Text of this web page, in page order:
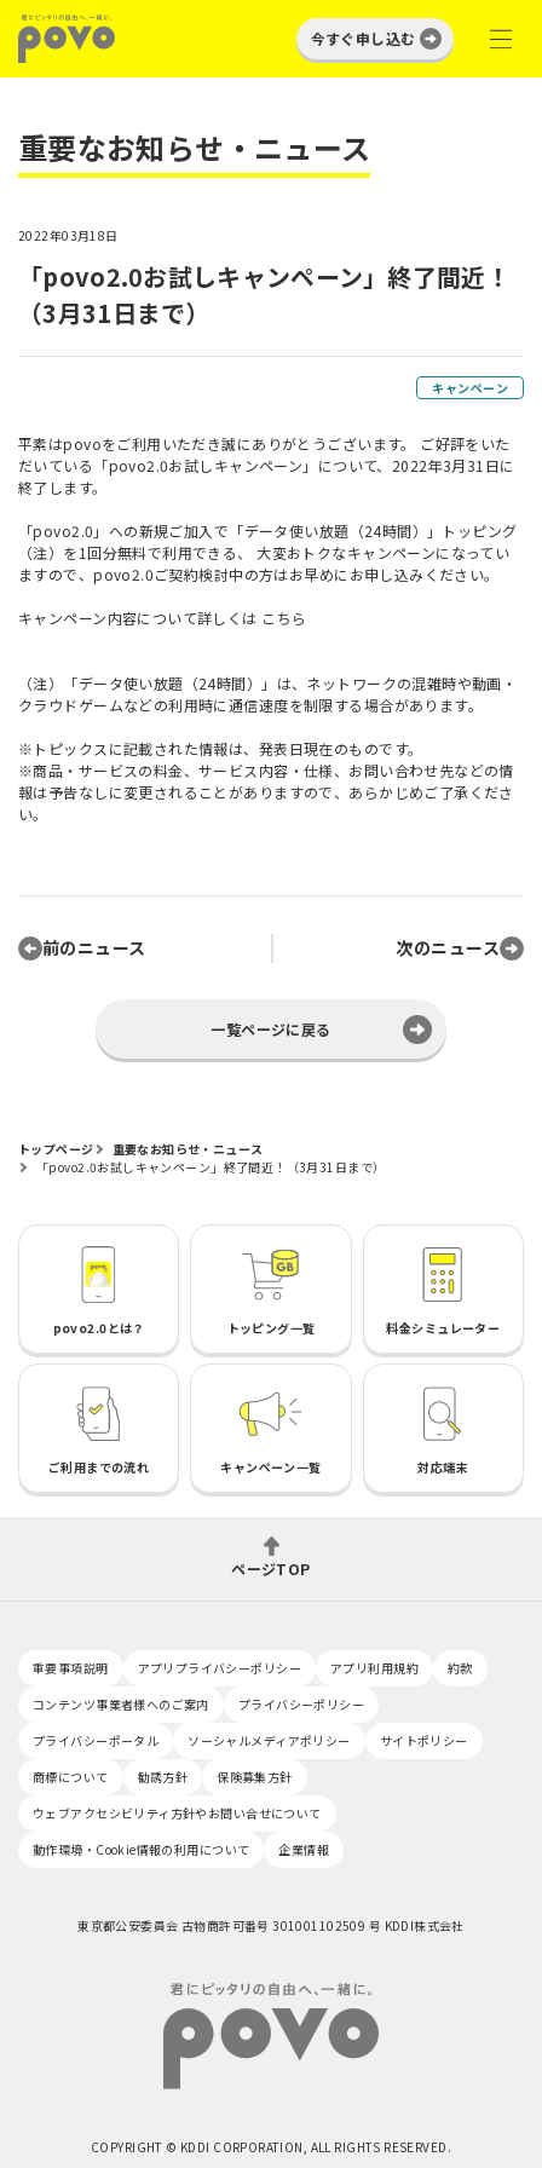
今すぐ申し込む
重要なお知らせ・ニュース
2022年03月18日
「povo2.0お試しキャンペーン」終了間近！
（3月31日まで）
キャンペーン
平素はpovoをご利用いただき誠にありがとうございます。 ご好評をいた
だいている「povo2.0お試しキャンペーン」について、2022年3月31日に
終了します。
「povo2.0」への新規ご加入で「データ使い放題（24時間）」トッピング
（注）を1回分無料で利用できる、 大変おトクなキャンペーンになってい
ますので、povo2.0ご契約検討中の方はお早めにお申し込みください。
キャンペーン内容について詳しくは こちら
（注）「データ使い放題（24時間）」は、ネットワークの混雑時や動画・
クラウドゲームなどの利用時に通信速度を制限する場合があります。
※トピックスに記載された情報は、発表日現在のものです。
※商品・サービスの料金、サービス内容・仕様、お問い合わせ先などの情
報は予告なしに変更されることがありますので、あらかじめご了承くださ
い。
前のニュース 次のニュース
一覧ページに戻る
トップページ
重要なお知らせ・ニュース
「povo2.0お試しキャンペーン」終了間近！（3月31日まで）
povo2.0とは？ トッピング一覧 料金シミュレーター
ご利用までの流れ キャンペーン一覧 対応端末
ページTOP
重要事項説明 アプリプライバシーポリシー アプリ利用規約
約款
コンテンツ事業者様へのご案内
プライバシーポリシー
プライバシーポータル
ソーシャルメディアポリシー
サイトポリシー
商標について
勧誘方針
保険募集方針
ウェブアクセシビリティ方針やお問い合せについて
動作環境・Cookie情報の利用について
企業情報
東京都公安委員会 古物商許可番号 301001102509 号 KDDI株式会社
COPYRIGHT © KDDI CORPORATION, ALL RIGHTS RESERVED.